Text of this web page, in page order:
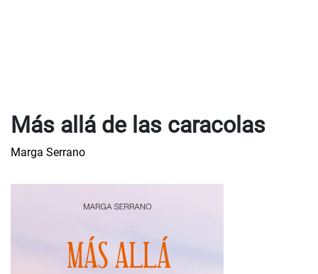
Más allá de las caracolas
Marga Serrano